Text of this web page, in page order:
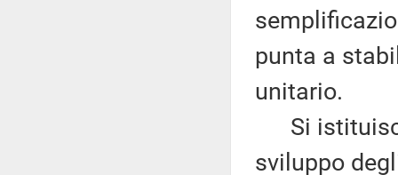
punta a
unitario.
Si
sviluppo